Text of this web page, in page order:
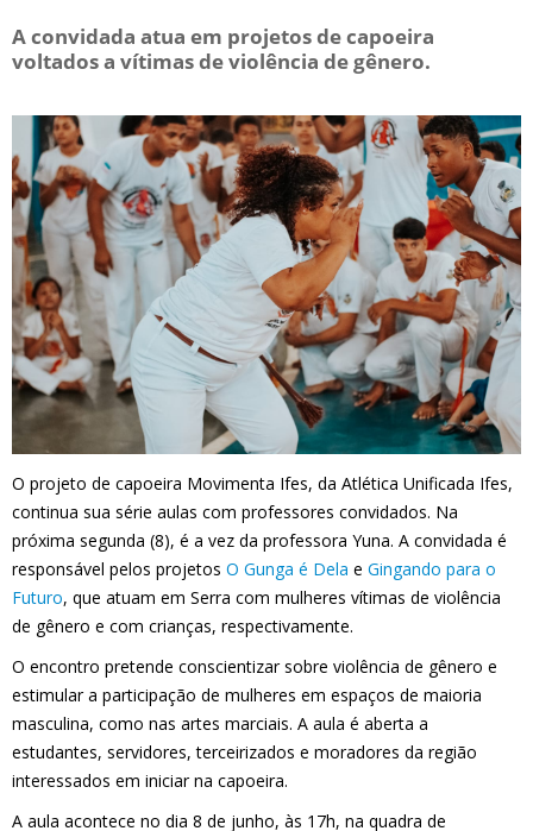
A convidada atua em projetos de capoeira
voltados a vítimas de violência de gênero.
O projeto de capoeira Movimenta Ifes, da Atlética Unificada Ifes,
continua sua série aulas com professores convidados. Na
próxima segunda (8), é a vez da professora Yuna. A convidada é
responsável pelos projetos O Gunga é Dela e Gingando para o
Futuro, que atuam em Serra com mulheres vítimas de violência
de gênero e com crianças, respectivamente.
O encontro pretende conscientizar sobre violência de gênero e
estimular a participação de mulheres em espaços de maioria
masculina, como nas artes marciais. A aula é aberta a
estudantes, servidores, terceirizados e moradores da região
interessados em iniciar na capoeira.
A aula acontece no dia 8 de junho, às 17h, na quadra de